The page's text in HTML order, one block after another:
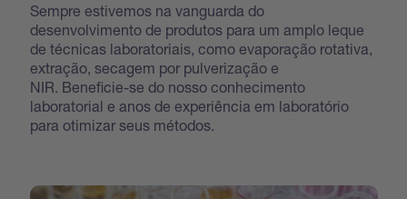
Sempre estivemos na vanguarda do
desenvolvimento de produtos para um amplo leque
de técnicas laboratoriais, como evaporação rotativa,
extração, secagem por pulverização e
NIR. Beneficie-se do nosso conhecimento
laboratorial e anos de experiência em laboratório
para otimizar seus métodos.